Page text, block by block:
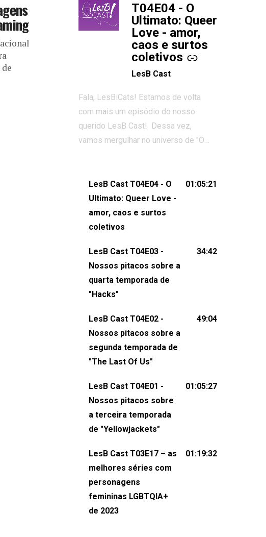
T04E04 - O
Ultimato: Queer
Love - amor,
caos e surtos
coletivos
LesB Cast
Fala, LesBiCats! Estamos de volta
com mais um episódio do nosso
querido LesB Cast! Dessa vez,
vamos mergulhar no universo de "O
e levantou debates intensos sobre
relacionamentos queer. Vem com a
gente comentar os melhores
momentos, as maiores confusões e,
pensar (e rir) sobre amor sáfico!Você
também pode participar dessa
conversa mandando sugestões de
pauta, comentários, perguntas ou
e-mail para podcast@lesbout.com.br. E
não esqueça de visitar nosso site e
sociais:Twitter: ⁠⁠⁠⁠@lesbout_br⁠⁠⁠⁠ Instagram:
do LesB Cast:Apresentação de
Karolen Passos
(⁠⁠⁠⁠⁠⁠@KarolenPassos⁠⁠⁠⁠⁠⁠)Participação de
Pollyelly FlorêncioEdição de Naiady
Machado
LesB Cast T04E04 - O
Ultimato: Queer Love -
amor, caos e surtos
coletivos
01:05:21
LesB Cast T04E03 -
Nossos pitacos sobre a
quarta temporada de
"Hacks"
34:42
LesB Cast T04E02 -
Nossos pitacos sobre a
segunda temporada de
"The Last Of Us"
49:04
LesB Cast T04E01 -
Nossos pitacos sobre
a terceira temporada
de "Yellowjackets"
01:05:27
LesB Cast T03E17 – as
melhores séries com
personagens
femininas LGBTQIA+
de 2023
01:19:32